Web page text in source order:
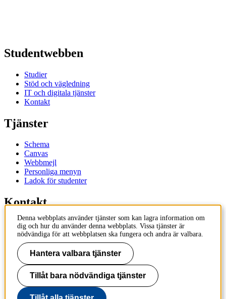
Studentwebben
Studier
Stöd och vägledning
IT och digitala tjänster
Kontakt
Tjänster
Schema
Canvas
Webbmejl
Personliga menyn
Ladok för studenter
Kontakt
Kontakta utbildningsprogram
Kontakta kurs
IT-support
KTH Entré
KTH
100 44 Stockholm
+46 8 790 60 00
Denna webbplats använder tjänster som kan lagra information om
dig och hur du använder denna webbplats. Vissa tjänster är
nödvändiga för att webbplatsen ska fungera och andra är valbara.
Hantera valbara tjänster
Tillåt bara nödvändiga tjänster